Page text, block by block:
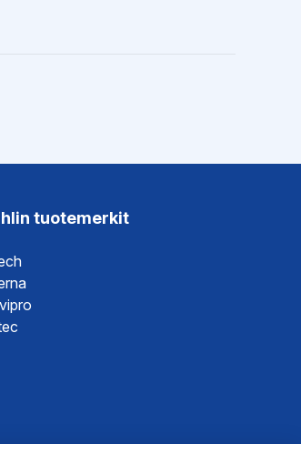
tuotemerkit